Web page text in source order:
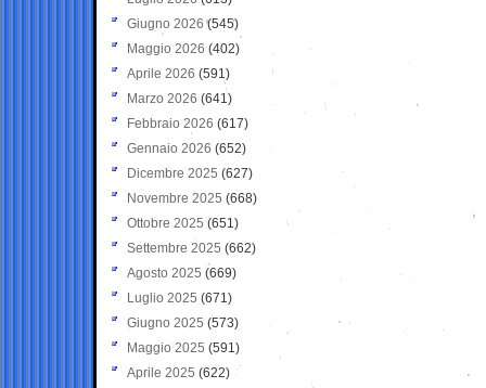
Giugno 2026 (545)
Maggio 2026 (402)
Aprile 2026 (591)
Marzo 2026 (641)
Febbraio 2026 (617)
Gennaio 2026 (652)
Dicembre 2025 (627)
Novembre 2025 (668)
Ottobre 2025 (651)
Settembre 2025 (662)
Agosto 2025 (669)
Luglio 2025 (671)
Giugno 2025 (573)
Maggio 2025 (591)
Aprile 2025 (622)